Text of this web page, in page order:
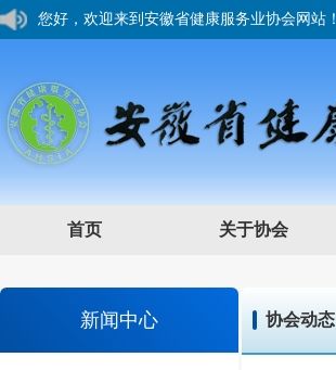
您好，欢迎来到安徽省健康服务业协会网站！
首页 关于协会
新闻中心 协会动态